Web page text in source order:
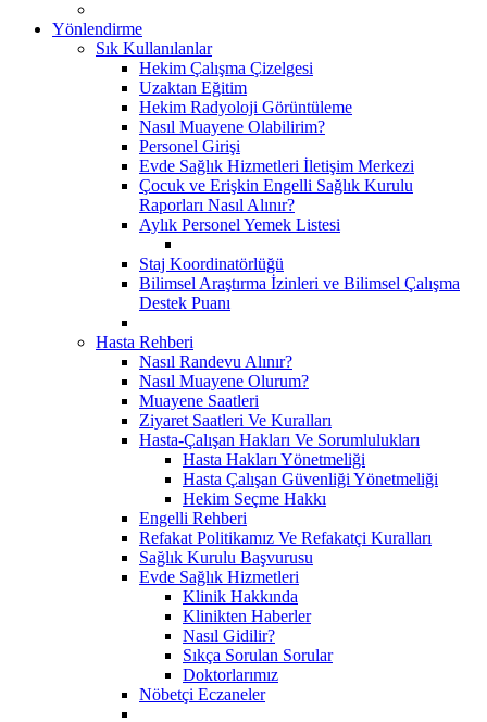
Yönlendirme
Sık Kullanılanlar
Hekim Çalışma Çizelgesi
Uzaktan Eğitim
Hekim Radyoloji Görüntüleme
Nasıl Muayene Olabilirim?
Personel Girişi
Evde Sağlık Hizmetleri İletişim Merkezi
Çocuk ve Erişkin Engelli Sağlık Kurulu
Raporları Nasıl Alınır?
Aylık Personel Yemek Listesi
Staj Koordinatörlüğü
Bilimsel Araştırma İzinleri ve Bilimsel Çalışma
Destek Puanı
Hasta Rehberi
Nasıl Randevu Alınır?
Nasıl Muayene Olurum?
Muayene Saatleri
Ziyaret Saatleri Ve Kuralları
Hasta-Çalışan Hakları Ve Sorumlulukları
Hasta Hakları Yönetmeliği
Hasta Çalışan Güvenliği Yönetmeliği
Hekim Seçme Hakkı
Engelli Rehberi
Refakat Politikamız Ve Refakatçi Kuralları
Sağlık Kurulu Başvurusu
Evde Sağlık Hizmetleri
Klinik Hakkında
Klinikten Haberler
Nasıl Gidilir?
Sıkça Sorulan Sorular
Doktorlarımız
Nöbetçi Eczaneler